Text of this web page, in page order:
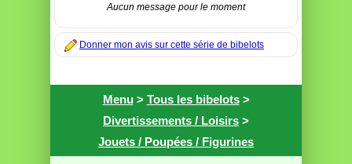
Aucun message pour le moment
Donner mon avis sur cette série de bibelots
Menu> Tous les bibelots>
Divertissements / Loisirs >
Jouets / Poupées / Figurines